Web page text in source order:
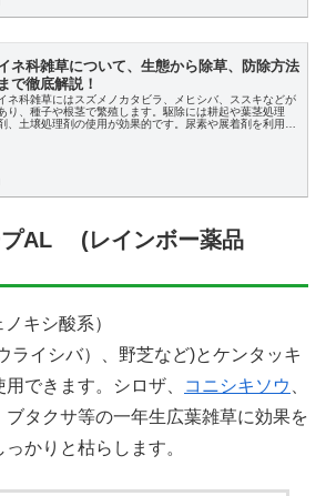
ネ科雑草について、生態から除草、防除方法
まで徹底解説！
ネ科雑草にはスズメノカタビラ、メヒシバ、ススキなどが
り、種子や根茎で繁殖します。駆除には耕起や葉茎処理
、土壌処理剤の使用が効果的です。尿素や展着剤を利用す
プAL (レインボー薬品
ノキシ酸系）
ライシバ）、野芝など)とケンタッキ
できます。シロザ、
コニシキソウ 、
ブタクサ等の一年生広葉雑草に効果を
っかりと枯らします。